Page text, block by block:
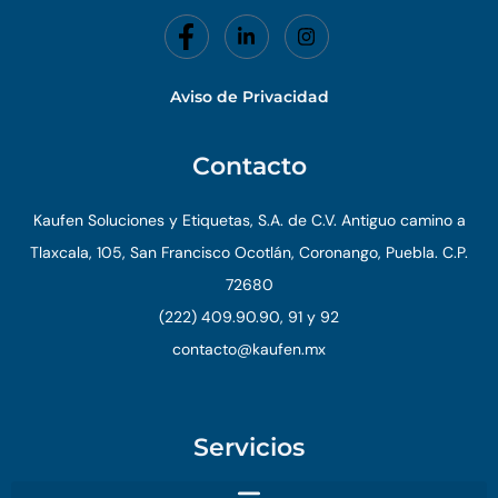
Aviso de Privacidad
Contacto
Kaufen Soluciones y Etiquetas, S.A. de C.V. Antiguo camino a
Tlaxcala, 105, San Francisco Ocotlán, Coronango, Puebla. C.P.
72680
(222) 409.90.90, 91 y 92
contacto@kaufen.mx
Servicios